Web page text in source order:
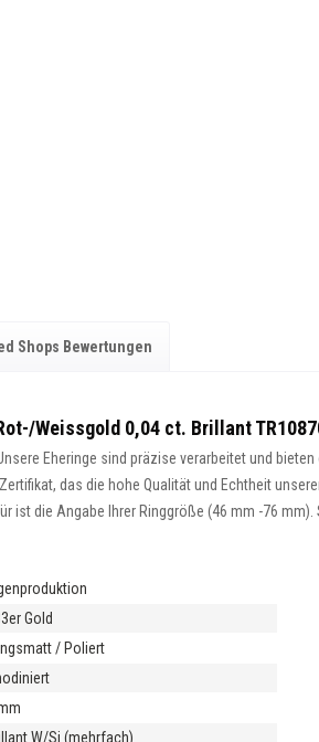
Shops Bewertungen
Weissgold 0,04 ct. Brillant
Eheringe sind präzise verarbeitet und
das die hohe Qualität und Echtheit
ist die Angabe Ihrer Ringgröße (46 mm -76
Gold
/ Poliert
W/Si (mehrfach)